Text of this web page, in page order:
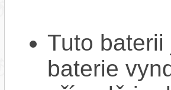
Tuto
baterie